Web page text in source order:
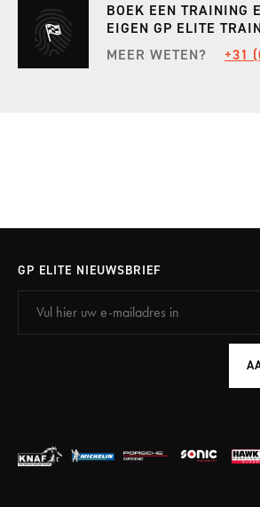
VACATURES
BOEK EEN TRAINING
EIGEN GP ELITE
MEER WETEN?
+31
GP ELITE NIEUWSBRIEF